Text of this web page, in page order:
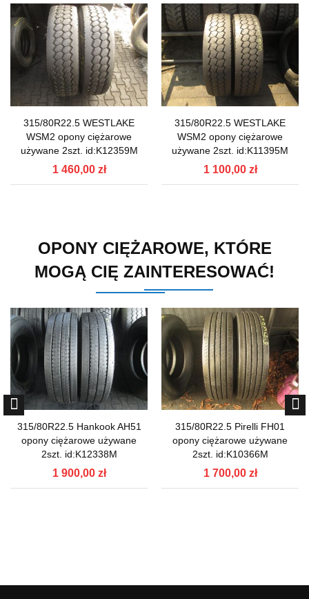
315/80R22.5 WESTLAKE
WSM2 opony ciężarowe
używane 2szt. id:K12359M
1 460,00 zł
315/80R22.5 WESTLAKE
WSM2 opony ciężarowe
używane 2szt. id:K11395M
1 100,00 zł
OPONY CIĘŻAROWE, KTÓRE
MOGĄ CIĘ ZAINTERESOWAĆ!
315/80R22.5 Hankook AH51
opony ciężarowe używane
2szt. id:K12338M
1 900,00 zł
315/80R22.5 Pirelli FH01
opony ciężarowe używane
2szt. id:K10366M
1 700,00 zł